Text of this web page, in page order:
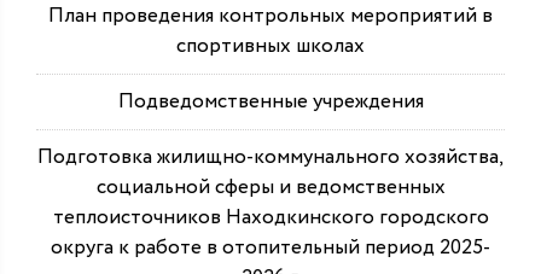
План проведения контрольных мероприятий в
спортивных школах
Подведомственные учреждения
Подготовка жилищно-коммунального хозяйства,
социальной сферы и ведомственных
теплоисточников Находкинского городского
округа к работе в отопительный период 2025-